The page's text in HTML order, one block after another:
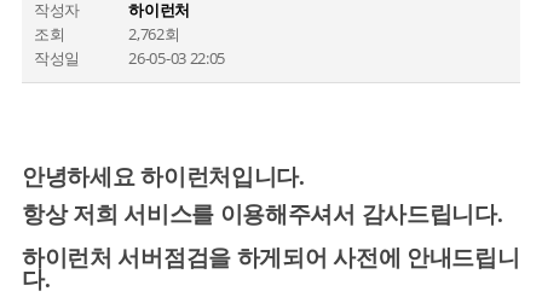
작성자
하이런처
조회
2,762회
작성일
26-05-03 22:05
안녕하세요 하이런처입니다.
항상 저희 서비스를 이용해주셔서 감사드립니다.
하이런처 서버점검을 하게되어 사전에 안내드립니
다.